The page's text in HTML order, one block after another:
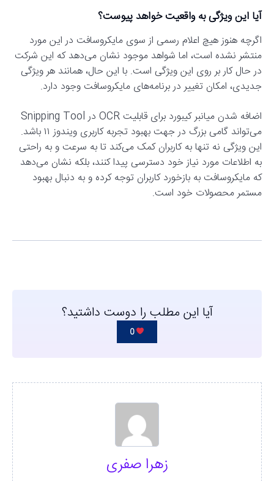
آیا این ویژگی به واقعیت خواهد پیوست؟
اگرچه هنوز هیچ اعلام رسمی از سوی مایکروسافت در این مورد
منتشر نشده است، اما شواهد موجود نشان می‌دهد که این شرکت
در حال کار بر روی این ویژگی است. با این حال، همانند هر ویژگی
جدیدی، امکان تغییر در برنامه‌های مایکروسافت وجود دارد.
اضافه شدن میانبر کیبورد برای قابلیت OCR در Snipping Tool
می‌تواند گامی بزرگ در جهت بهبود تجربه کاربری ویندوز ۱۱ باشد.
این ویژگی نه تنها به کاربران کمک می‌کند تا به سرعت و به راحتی
به اطلاعات مورد نیاز خود دسترسی پیدا کنند، بلکه نشان می‌دهد
که مایکروسافت به بازخورد کاربران توجه کرده و به دنبال بهبود
مستمر محصولات خود است.
آیا این مطلب را دوست داشتید؟
0
زهرا صفری